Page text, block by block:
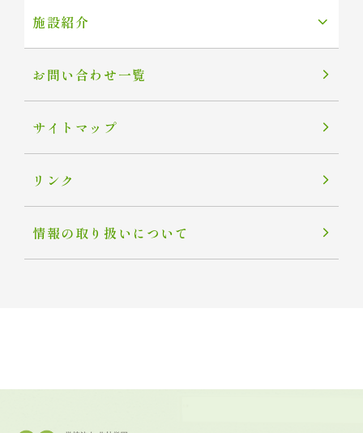
施設紹介
お問い合わせ一覧
サイトマップ
リンク
情報の取り扱いについて